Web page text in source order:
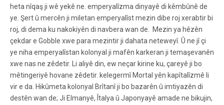
heta nîqaş ji wê yekê ne. emperyalîzma dinyayê di kêmbûnê de
ye. Şert û mercên ji miletan emperyalîst mezin dibe roj xerabtir bi
roj, di dema ku nakokiyên di navbera wan de. Mezin ya hêzên
çekdar e Gobble xwe para mezintir ji dahata neteweyî. Û ne jî çi
ye niha emperyalîstan kolonyal ji mafên karkeran ji temaşevanên
xwe nas ne zêdetir. Li aliyê din, ew neçar kirine ku, çareyê ji bo
mêtingeriyê hovane zêdetir. kelegermî Mortal yên kapîtalîzmê li
vir e da. Hikûmeta kolonyal Brîtanî ji bo bazarên û imtiyazên di
destên wan de; Ji Elmanyê, Îtalya û Japonyayê amade ne bikujin,